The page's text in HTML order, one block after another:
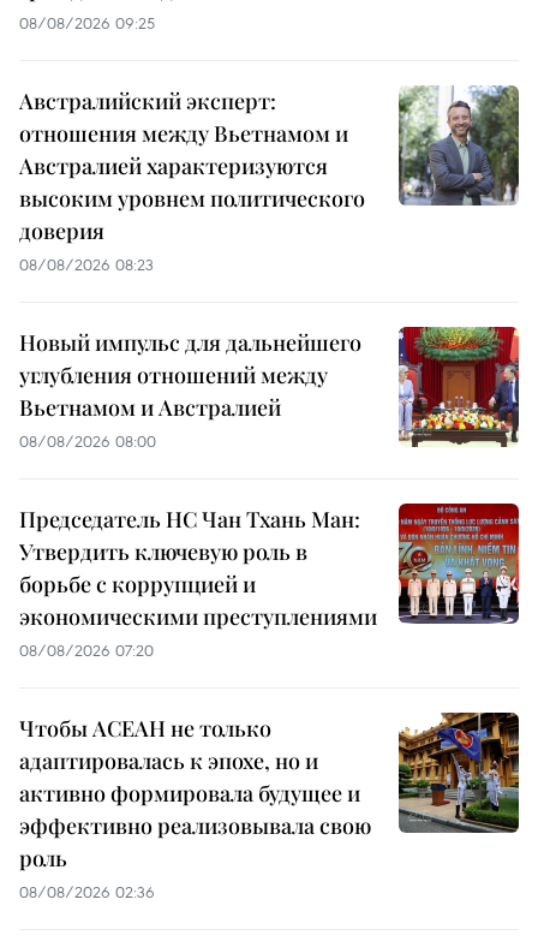
08/08/2026 09:25
Австралийский эксперт:
отношения между Вьетнамом и
Австралией характеризуются
высоким уровнем политического
доверия
08/08/2026 08:23
Новый импульс для дальнейшего
углубления отношений между
Вьетнамом и Австралией
08/08/2026 08:00
Председатель НС Чан Тхань Ман:
Утвердить ключевую роль в
борьбе с коррупцией и
экономическими преступлениями
08/08/2026 07:20
Чтобы АСЕАН не только
адаптировалась к эпохе, но и
активно формировала будущее и
эффективно реализовывала свою
роль
08/08/2026 02:36